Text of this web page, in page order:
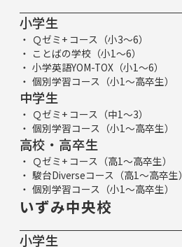
小学生
Ｑゼミ+ コース（小3～6）
ことばの学校（小1～6）
小学英語YOM-TOX（小1～6）
個別学習コース（小1～高卒生）
中学生
Ｑゼミ+ コース（中1～3）
個別学習コース（小1～高卒生）
高校・高卒生
Ｑゼミ+ コース（高1～高卒生）
駿台Diverseコース（高1～高卒生）
個別学習コース（小1～高卒生）
いずみ中央校
小学生